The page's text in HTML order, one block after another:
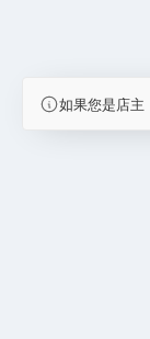
如果您是店主